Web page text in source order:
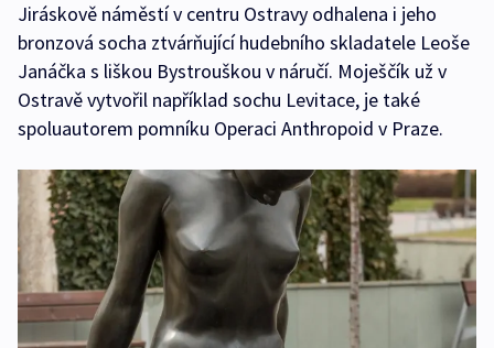
Jiráskově náměstí v centru Ostravy odhalena i jeho
bronzová socha ztvárňující hudebního skladatele Leoše
Janáčka s liškou Bystrouškou v náručí. Moješčík už v
Ostravě vytvořil například sochu Levitace, je také
spoluautorem pomníku Operaci Anthropoid v Praze.